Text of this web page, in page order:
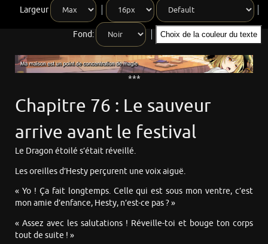
Largeur
Fond: Choix de la couleur du texte
***
Chapitre 76 : Le sauveur
arrive avant le festival
Le Dragon étoilé s’était réveillé.
Les oreilles d’Hesty perçurent une voix aiguë.
« Yo ! Ça fait longtemps. Celle qui est sous mon ventre, c’est
mon amie d’enfance, Hesty, n’est-ce pas ? »
« Assez avec les salutations ! Réveille-toi et bouge ton corps
tout de suite ! »